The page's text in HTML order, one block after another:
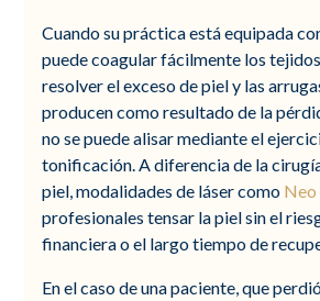
Cuando su práctica está equipada
puede coagular fácilmente los
resolver el exceso de piel y las
producen como resultado de la
no se puede alisar mediante el
tonificación. A diferencia de la
piel, modalidades de láser como Neo
profesionales tensar la piel sin el
financiera o el largo tiempo de
En el caso de una paciente, que